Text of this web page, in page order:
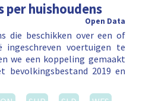
per huishoudens
Open Data
die beschikken over een of
ingeschreven voertuigen te
we een koppeling gemaakt
bevolkingsbestand 2019 en